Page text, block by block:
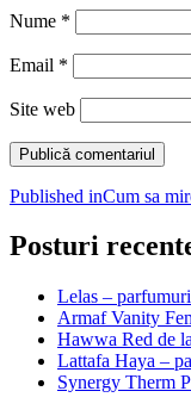
Nume *
Email *
Site web
Navigare
în
articole
Published inCum sa
Posturi
Lelas –
Armaf Vanity
Hawwa Red de
Lattafa Haya –
Synergy Therm